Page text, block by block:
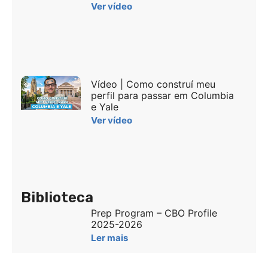
Ver vídeo
Vídeo | Como construí meu
perfil para passar em Columbia
e Yale
Ver vídeo
Biblioteca
Prep Program – CBO Profile
2025-2026
Ler mais